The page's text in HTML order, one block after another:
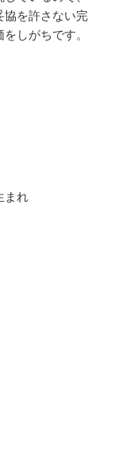
協を許さない完
しがちです。
まれ